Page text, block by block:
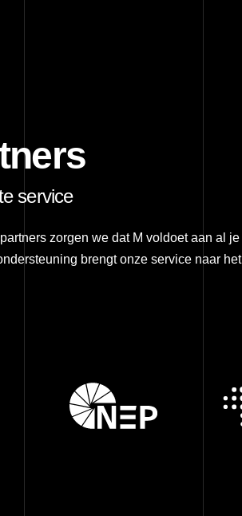
service
zorgen we dat M voldoet aan al je
brengt onze service naar het